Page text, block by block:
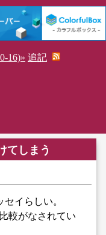
16)» 追記
てしまう
セイらしい。
較がなされてい